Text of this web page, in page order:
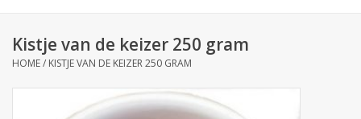
Contact
Kistje van de keizer 250 gram
HOME/ KISTJE VAN DE KEIZER 250 GRAM